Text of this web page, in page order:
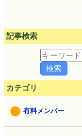
記事検索
カテゴリ
有料メンバー